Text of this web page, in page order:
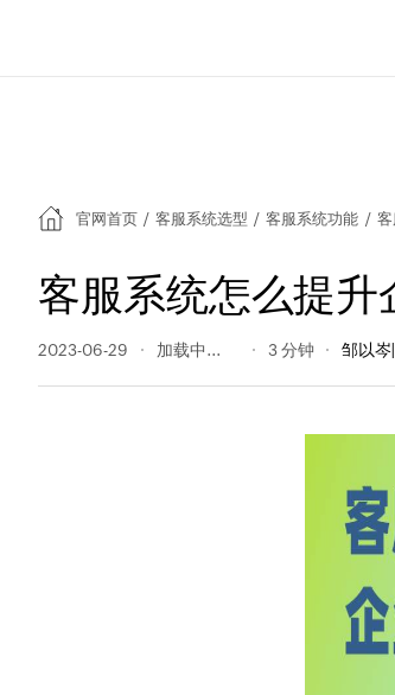
官网首页 / 客服系统选型 / 客服系统功能 /
客服系统怎么提升
2023-06-29 295 阅读量 3 分钟 邹以岑